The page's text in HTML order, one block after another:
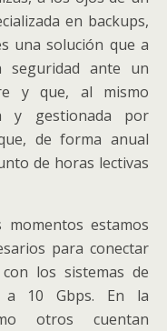
en backups,
una solución que a
seguridad ante un
y que, al mismo
y gestionada por
de forma anual
de horas lectivas
estamos
para conectar
los sistemas de
a 10 Gbps. En la
otros cuentan